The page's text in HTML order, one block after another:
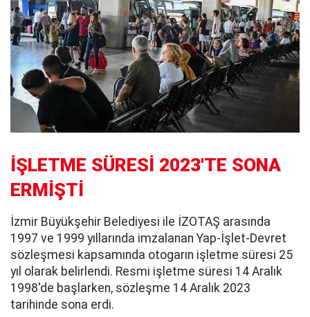
İŞLETME SÜRESİ 2023'TE SONA
ERMİŞTİ
İzmir Büyükşehir Belediyesi ile İZOTAŞ arasında
1997 ve 1999 yıllarında imzalanan Yap-İşlet-Devret
sözleşmesi kapsamında otogarın işletme süresi 25
yıl olarak belirlendi. Resmi işletme süresi 14 Aralık
1998'de başlarken, sözleşme 14 Aralık 2023
tarihinde sona erdi.